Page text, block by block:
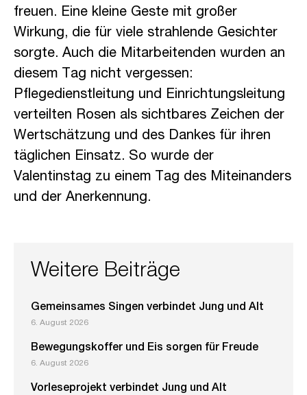
freuen. Eine kleine Geste mit großer
Wirkung, die für viele strahlende Gesichter
sorgte. Auch die Mitarbeitenden wurden an
diesem Tag nicht vergessen:
Pflegedienstleitung und Einrichtungsleitung
verteilten Rosen als sichtbares Zeichen der
Wertschätzung und des Dankes für ihren
täglichen Einsatz. So wurde der
Valentinstag zu einem Tag des Miteinanders
und der Anerkennung.
Weitere Beiträge
Gemeinsames Singen verbindet Jung und Alt
6. August 2026
Bewegungskoffer und Eis sorgen für Freude
6. August 2026
Vorleseprojekt verbindet Jung und Alt